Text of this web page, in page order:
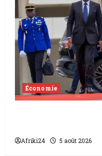
Économie
Afriki24 5 août 2026